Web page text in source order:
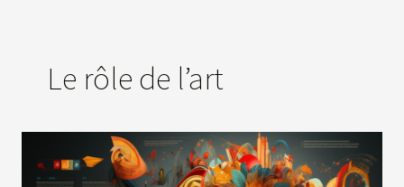
Le rôle de l’art